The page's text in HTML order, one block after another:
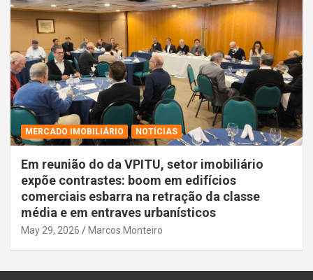
MERCADO IMOBILIÁRIO NOTÍCIAS
Em reunião do da VPITU, setor imobiliário
expõe contrastes: boom em edifícios
comerciais esbarra na retração da classe
média e em entraves urbanísticos
May 29, 2026 Marcos Monteiro